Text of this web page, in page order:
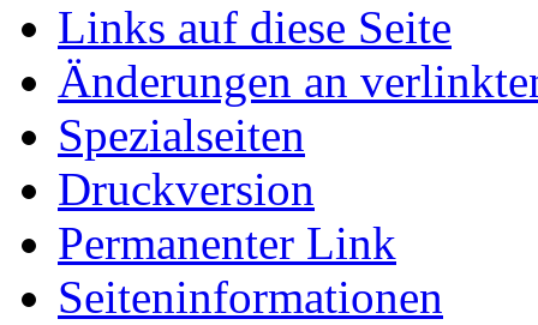
Links auf diese Seite
Änderungen an
Spezialseiten
Druckversion
Permanenter Link
Seiten­informationen